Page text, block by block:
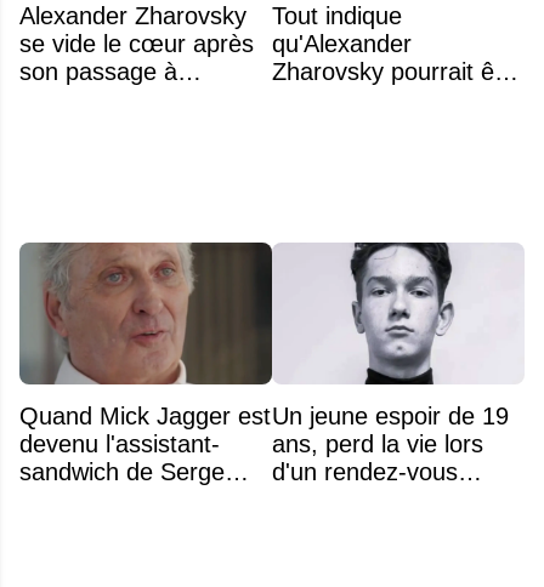
Alexander Zharovsky
se vide le cœur après
son passage à
Tout indique
qu'Alexander
Zharovsky pourrait être
Quand Mick Jagger est
devenu l'assistant-
sandwich de Serge
Un jeune espoir de 19
ans, perd la vie lors
d'un rendez-vous